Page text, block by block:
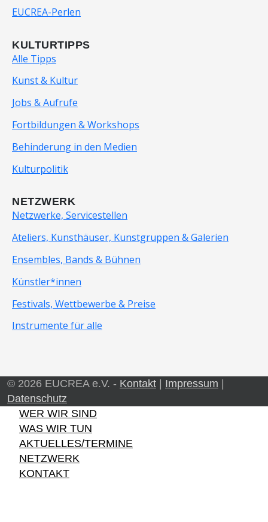
EUCREA-Perlen
KULTURTIPPS
Alle Tipps
Kunst & Kultur
Jobs & Aufrufe
Fortbildungen & Workshops
Behinderung in den Medien
Kulturpolitik
NETZWERK
Netzwerke, Servicestellen
Ateliers, Kunsthäuser, Kunstgruppen & Galerien
Ensembles, Bands & Bühnen
Künstler*innen
Festivals, Wettbewerbe & Preise
Instrumente für alle
© 2026 EUCREA e.V. - Kontakt Impressum
Datenschutz
WER WIR SIND
WAS WIR TUN
AKTUELLES/TERMINE
NETZWERK
KONTAKT